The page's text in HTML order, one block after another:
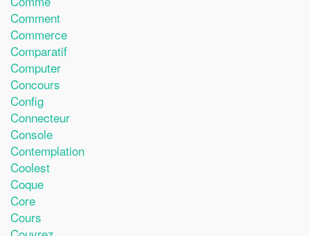
Comment
Commerce
Comparatif
Computer
Concours
Config
Connecteur
Console
Contemplation
Coolest
Coque
Core
Cours